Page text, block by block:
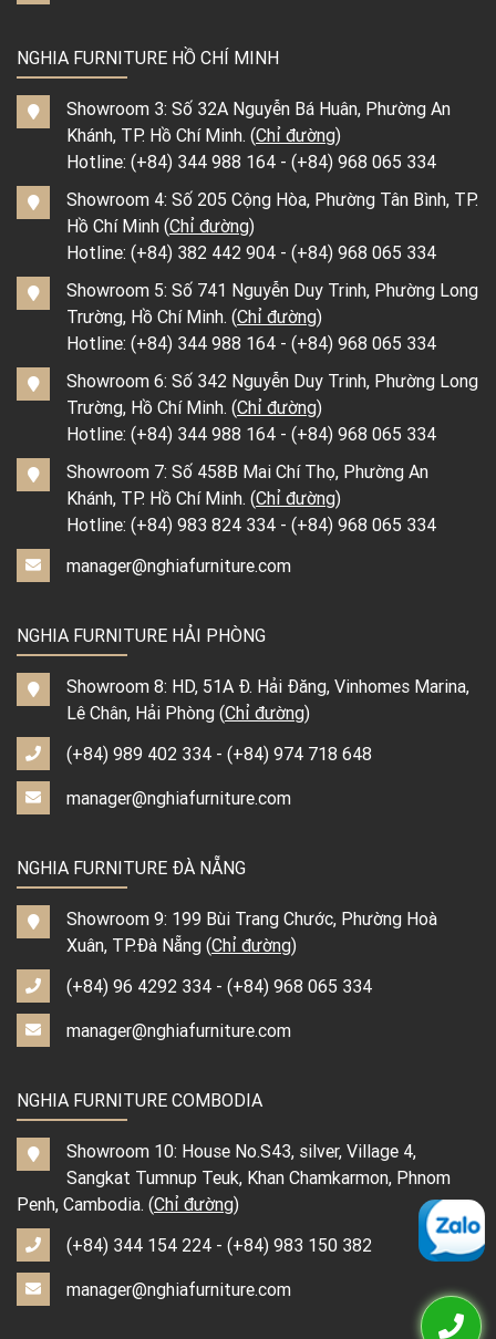
NGHIA FURNITURE HỒ CHÍ MINH
Showroom 3: Số 32A Nguyễn Bá Huân, Phường An
Khánh, TP. Hồ Chí Minh. (Chỉ đường)
Hotline: (+84) 344 988 164 - (+84) 968 065 334
Showroom 4: Số 205 Cộng Hòa, Phường Tân Bình, TP.
Hồ Chí Minh (Chỉ đường)
Hotline: (+84) 382 442 904 - (+84) 968 065 334
Showroom 5: Số 741 Nguyễn Duy Trinh, Phường Long
Trường, Hồ Chí Minh. (Chỉ đường)
Hotline: (+84) 344 988 164 - (+84) 968 065 334
Showroom 6: Số 342 Nguyễn Duy Trinh, Phường Long
Trường, Hồ Chí Minh. (Chỉ đường)
Hotline: (+84) 344 988 164 - (+84) 968 065 334
Showroom 7: Số 458B Mai Chí Thọ, Phường An
Khánh, TP. Hồ Chí Minh. (Chỉ đường)
Hotline: (+84) 983 824 334 - (+84) 968 065 334
manager@nghiafurniture.com
NGHIA FURNITURE HẢI PHÒNG
Showroom 8: HD, 51A Đ. Hải Đăng, Vinhomes Marina,
Lê Chân, Hải Phòng (Chỉ đường)
(+84) 989 402 334 - (+84) 974 718 648
manager@nghiafurniture.com
NGHIA FURNITURE ĐÀ NẴNG
Showroom 9: 199 Bùi Trang Chước, Phường Hoà
Xuân, TP.Đà Nẵng (Chỉ đường)
(+84) 96 4292 334 - (+84) 968 065 334
manager@nghiafurniture.com
NGHIA FURNITURE COMBODIA
Showroom 10: House No.S43, silver, Village 4,
Sangkat Tumnup Teuk, Khan Chamkarmon, Phnom
Penh, Cambodia. (Chỉ đường)
(+84) 344 154 224 - (+84) 983 150 382
manager@nghiafurniture.com